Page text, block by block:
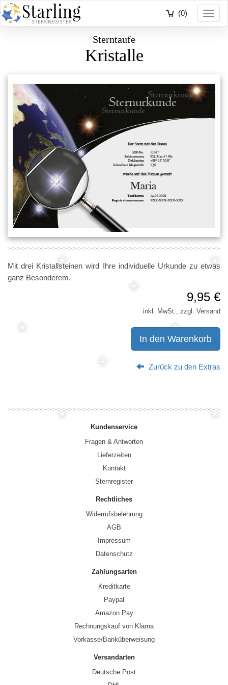
(0)
Sterntaufe
Kristalle
Mit drei Kristallsteinen wird Ihre individuelle Urkunde zu etwas
ganz Besonderem.
9,95 €
inkl. MwSt., zzgl. Versand
In den Warenkorb
Zurück zu den Extras
Kundenservice
Fragen & Antworten
Lieferzeiten
Kontakt
Sternregister
Rechtliches
Widerrufsbelehrung
AGB
Impressum
Datenschutz
Zahlungsarten
Kreditkarte
Paypal
Amazon Pay
Rechnungskauf von Klarna
Vorkasse/Banküberweisung
Versandarten
Deutsche Post